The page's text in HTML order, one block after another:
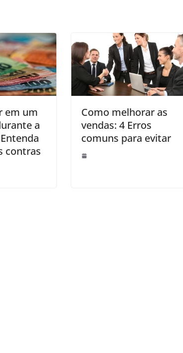
em um
a
contras
Como melhorar as
vendas: 4 Erros
comuns para evitar